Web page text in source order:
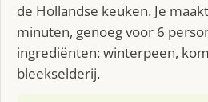
de Hollandse keuken. Je
minuten, genoeg voor 6
ingrediënten: winterpeen,
bleekselderij.